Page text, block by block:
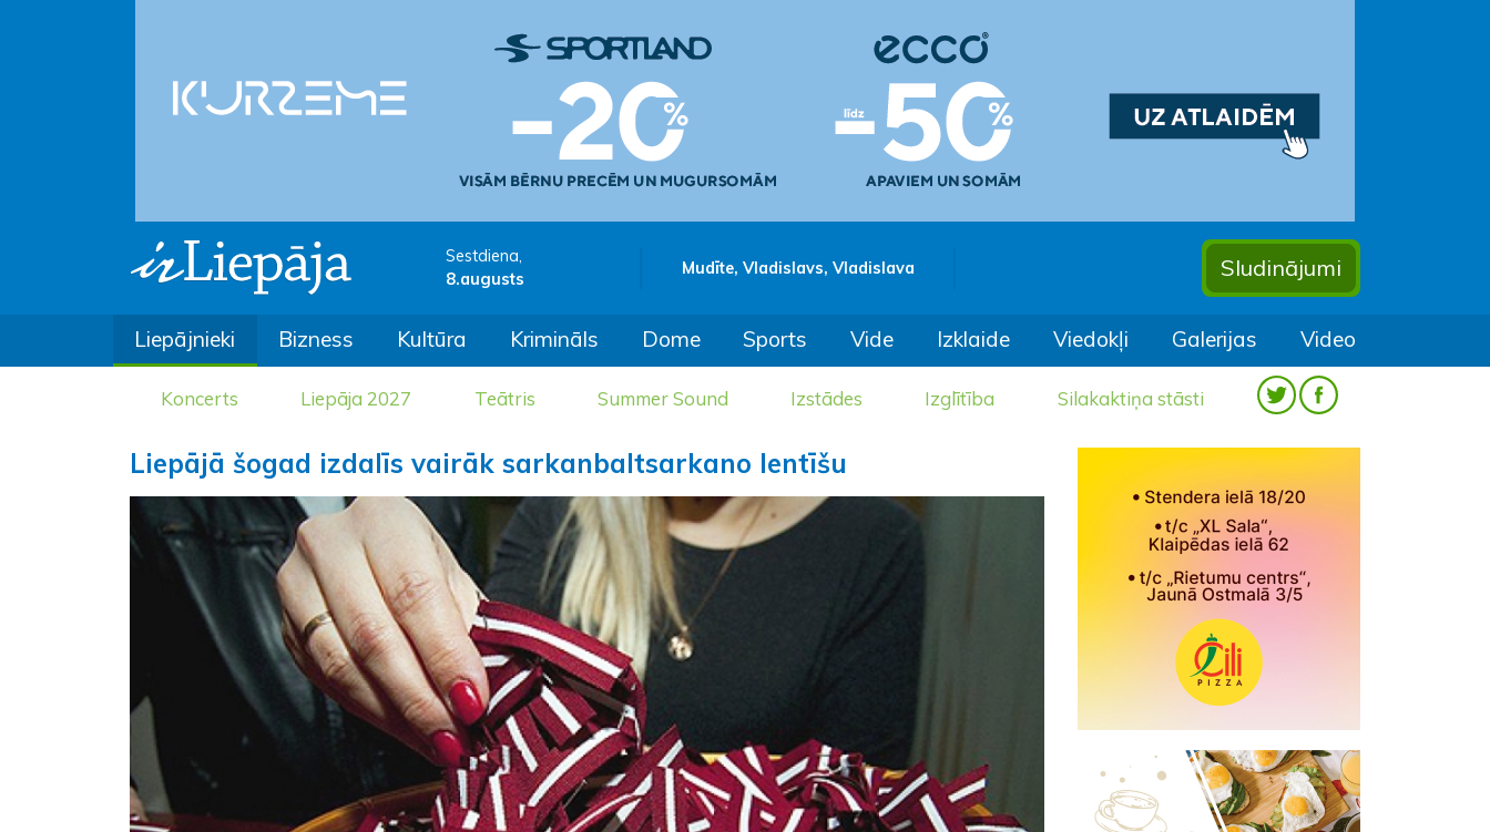
Sestdiena,
8.augusts
Mudīte, Vladislavs, Vladislava Sludinājumi
Liepājnieki Bizness Kultūra Krimināls Dome Sports Vide Izklaide Viedokļi Galerijas Video
Koncerts Liepāja 2027 Teātris Summer Sound Izstādes Izglītība Silakaktiņa stāsti
Liepājā šogad izdalīs vairāk sarkanbaltsarkano lentīšu